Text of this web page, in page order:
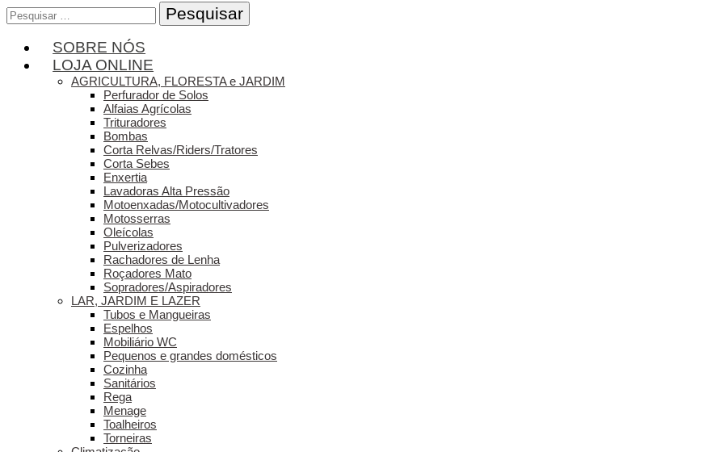
Pesquisar
por:
SOBRE NÓS
LOJA ONLINE
AGRICULTURA, FLORESTA e JARDIM
Perfurador de Solos
Alfaias Agrícolas
Trituradores
Bombas
Corta Relvas/Riders/Tratores
Corta Sebes
Enxertia
Lavadoras Alta Pressão
Motoenxadas/Motocultivadores
Motosserras
Oleícolas
Pulverizadores
Rachadores de Lenha
Roçadores Mato
Sopradores/Aspiradores
LAR, JARDIM E LAZER
Tubos e Mangueiras
Espelhos
Mobiliário WC
Pequenos e grandes domésticos
Cozinha
Sanitários
Rega
Menage
Toalheiros
Torneiras